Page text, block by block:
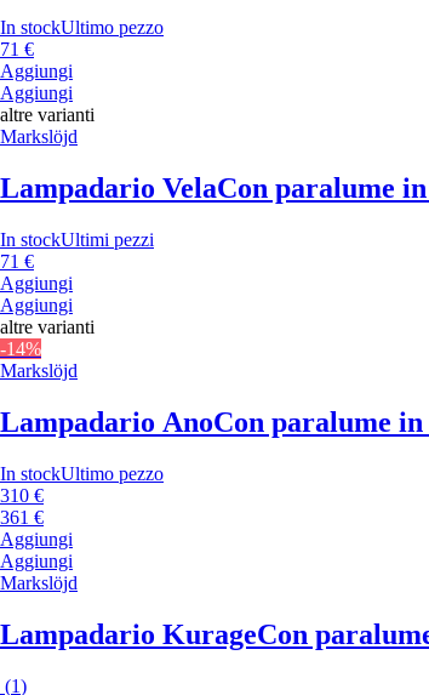
In stockUltimo pezzo
71 €
Aggiungi
Aggiungi
altre varianti
Markslöjd
Lampadario VelaCon paralume
In stockUltimi pezzi
71 €
Aggiungi
Aggiungi
altre varianti
-14%
Markslöjd
Lampadario AnoCon paralume
In stockUltimo pezzo
310 €
361 €
Aggiungi
Aggiungi
Markslöjd
Lampadario KurageCon
(1)